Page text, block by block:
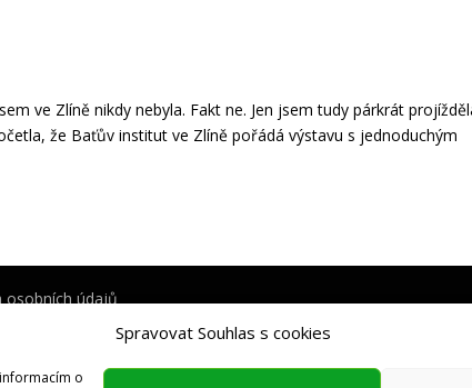
Spravovat Souhlas s cookies
o
ve Zlíně nikdy nebyla. Fakt ne. Jen jsem tudy párkrát
že Baťův institut ve Zlíně pořádá výstavu s jednoduchým
osobních údajů